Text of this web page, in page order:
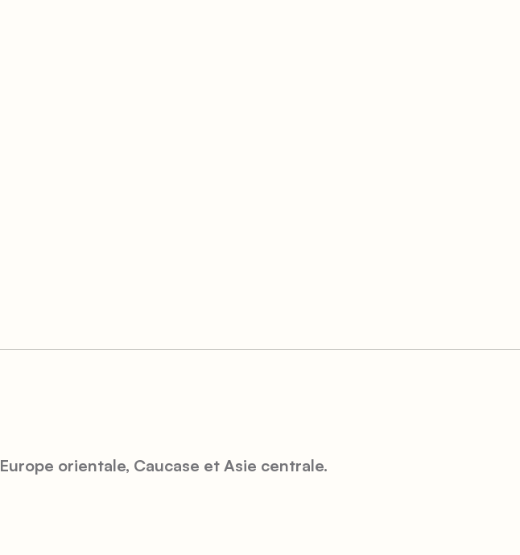
orientale, Caucase et Asie centrale.